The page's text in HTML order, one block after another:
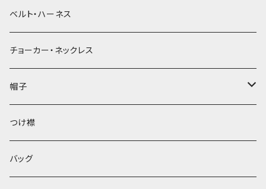
ベルト・ハーネス
チョーカー・ネックレス
帽子
ベレー帽
つけ襟
バッグ